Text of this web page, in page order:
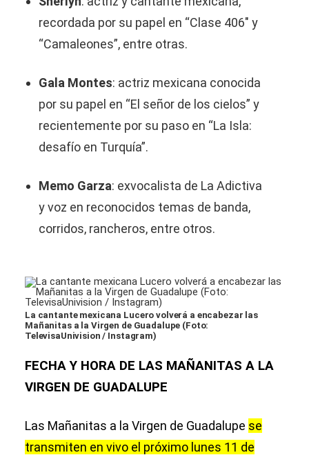
recordada por su papel en “Clase 406″ y
“Camaleones”, entre otras.
Gala Montes: actriz mexicana conocida
por su papel en “El señor de los cielos” y
recientemente por su paso en “La Isla:
desafío en Turquía”.
Memo Garza: exvocalista de La Adictiva
y voz en reconocidos temas de banda,
corridos, rancheros, entre otros.
La cantante mexicana Lucero volverá a encabezar las
Mañanitas a la Virgen de Guadalupe (Foto:
TelevisaUnivision / Instagram)
FECHA Y HORA DE LAS MAÑANITAS A LA
VIRGEN DE GUADALUPE
Las Mañanitas a la Virgen de Guadalupe se
transmiten en vivo el próximo lunes 11 de